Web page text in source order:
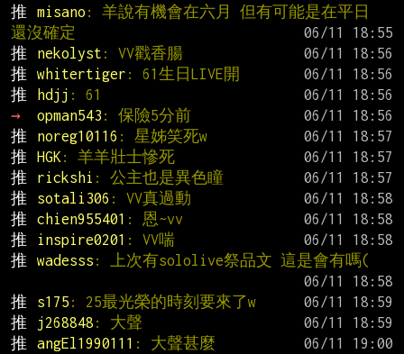
推
misano : 羊說有機會在六月 但有可能是在平日
還沒確定
推
nekolyst : VV戳香腸
推
whitertiger : 61生日LIVE開
推
hdjj : 61
→
opman543 : 保險5分前
推
noreg10116 : 星姊笑死w
推
HGK : 羊羊壯士慘死
推
rickshi : 公主也是異色瞳
推
sotali306 : VV真過動
推
chien955401 : 恩~vv
推
inspire0201 : VV喘
推
wadesss : 上次有sololive祭品文 這是會有嗎(
推
s175 : 25最光榮的時刻要來了w
推
j268848 : 大聲
推
angEl1990111 : 大聲甚麼